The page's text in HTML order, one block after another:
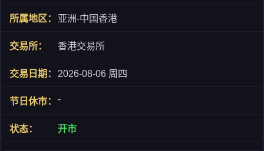
亚洲-中国香港
香港交易所
2026-08-06 周四
-
开市